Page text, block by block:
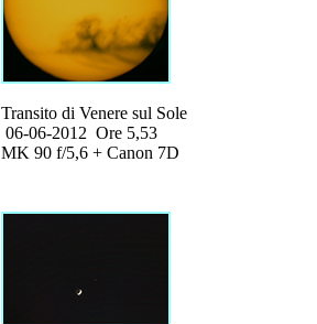
Transito di Venere sul Sole
06-06-2012 Ore 5,53
MK 90 f/5,6 + Canon 7D